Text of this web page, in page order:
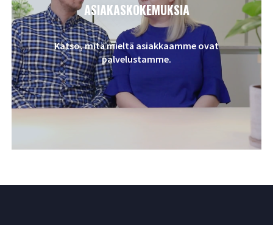
ASIAKASKOKEMUKSIA
Katso, mitä mieltä asiakkaamme ovat
palvelustamme.